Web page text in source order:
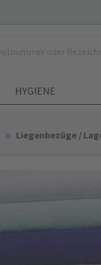
HYGIENE
Liegenbezüge /